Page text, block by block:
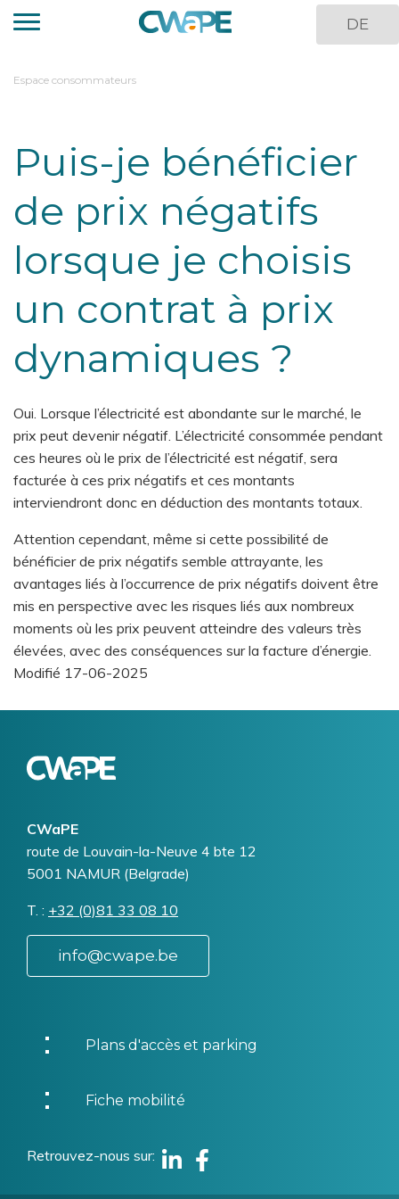
Aller
au
principal
DE
You
Espace consommateurs
Puis-je bénéficier
de prix négatifs
lorsque je choisis
un contrat à prix
dynamiques ?
Oui. Lorsque l’électricité est abondante sur le marché, le
prix peut devenir négatif. L’électricité consommée pendant
ces heures où le prix de l’électricité est négatif, sera
facturée à ces prix négatifs et ces montants
interviendront donc en déduction des montants totaux.
Attention cependant, même si cette possibilité de
bénéficier de prix négatifs semble attrayante, les
avantages liés à l’occurrence de prix négatifs doivent être
mis en perspective avec les risques liés aux nombreux
moments où les prix peuvent atteindre des valeurs très
élevées, avec des conséquences sur la facture d’énergie.
Modifié 17-06-2025
CWaPE
Addresse
route de Louvain-la-Neuve 4 bte 12
5001 NAMUR (Belgrade)
T. Téléphone
+32 (0)81 33 08 10
info@cwape.be
Plans d'accès et parking
Fiche mobilité
Retrouvez-nous sur
Linkedin
Facebook